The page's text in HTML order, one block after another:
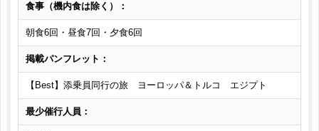
食事（機内食は除く）：
朝食6回・昼食7回・夕食6回
掲載パンフレット：
【Best】添乗員同行の旅 ヨーロッパ＆トルコ エジプト
最少催行人員：